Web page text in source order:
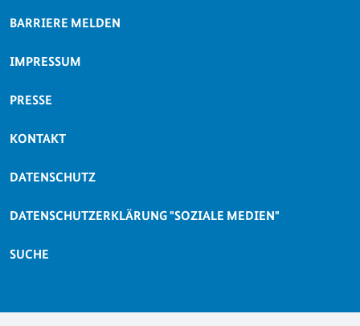
BARRIERE MELDEN
IMPRESSUM
PRESSE
KONTAKT
DATENSCHUTZ
DATENSCHUTZERKLÄRUNG "SOZIALE MEDIEN"
SUCHE